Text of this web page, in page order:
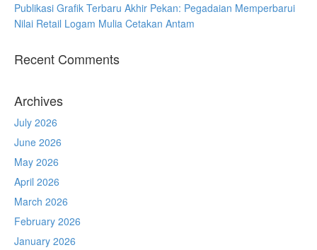
Publikasi Grafik Terbaru Akhir Pekan: Pegadaian Memperbarui
Nilai Retail Logam Mulia Cetakan Antam
Recent Comments
Archives
July 2026
June 2026
May 2026
April 2026
March 2026
February 2026
January 2026